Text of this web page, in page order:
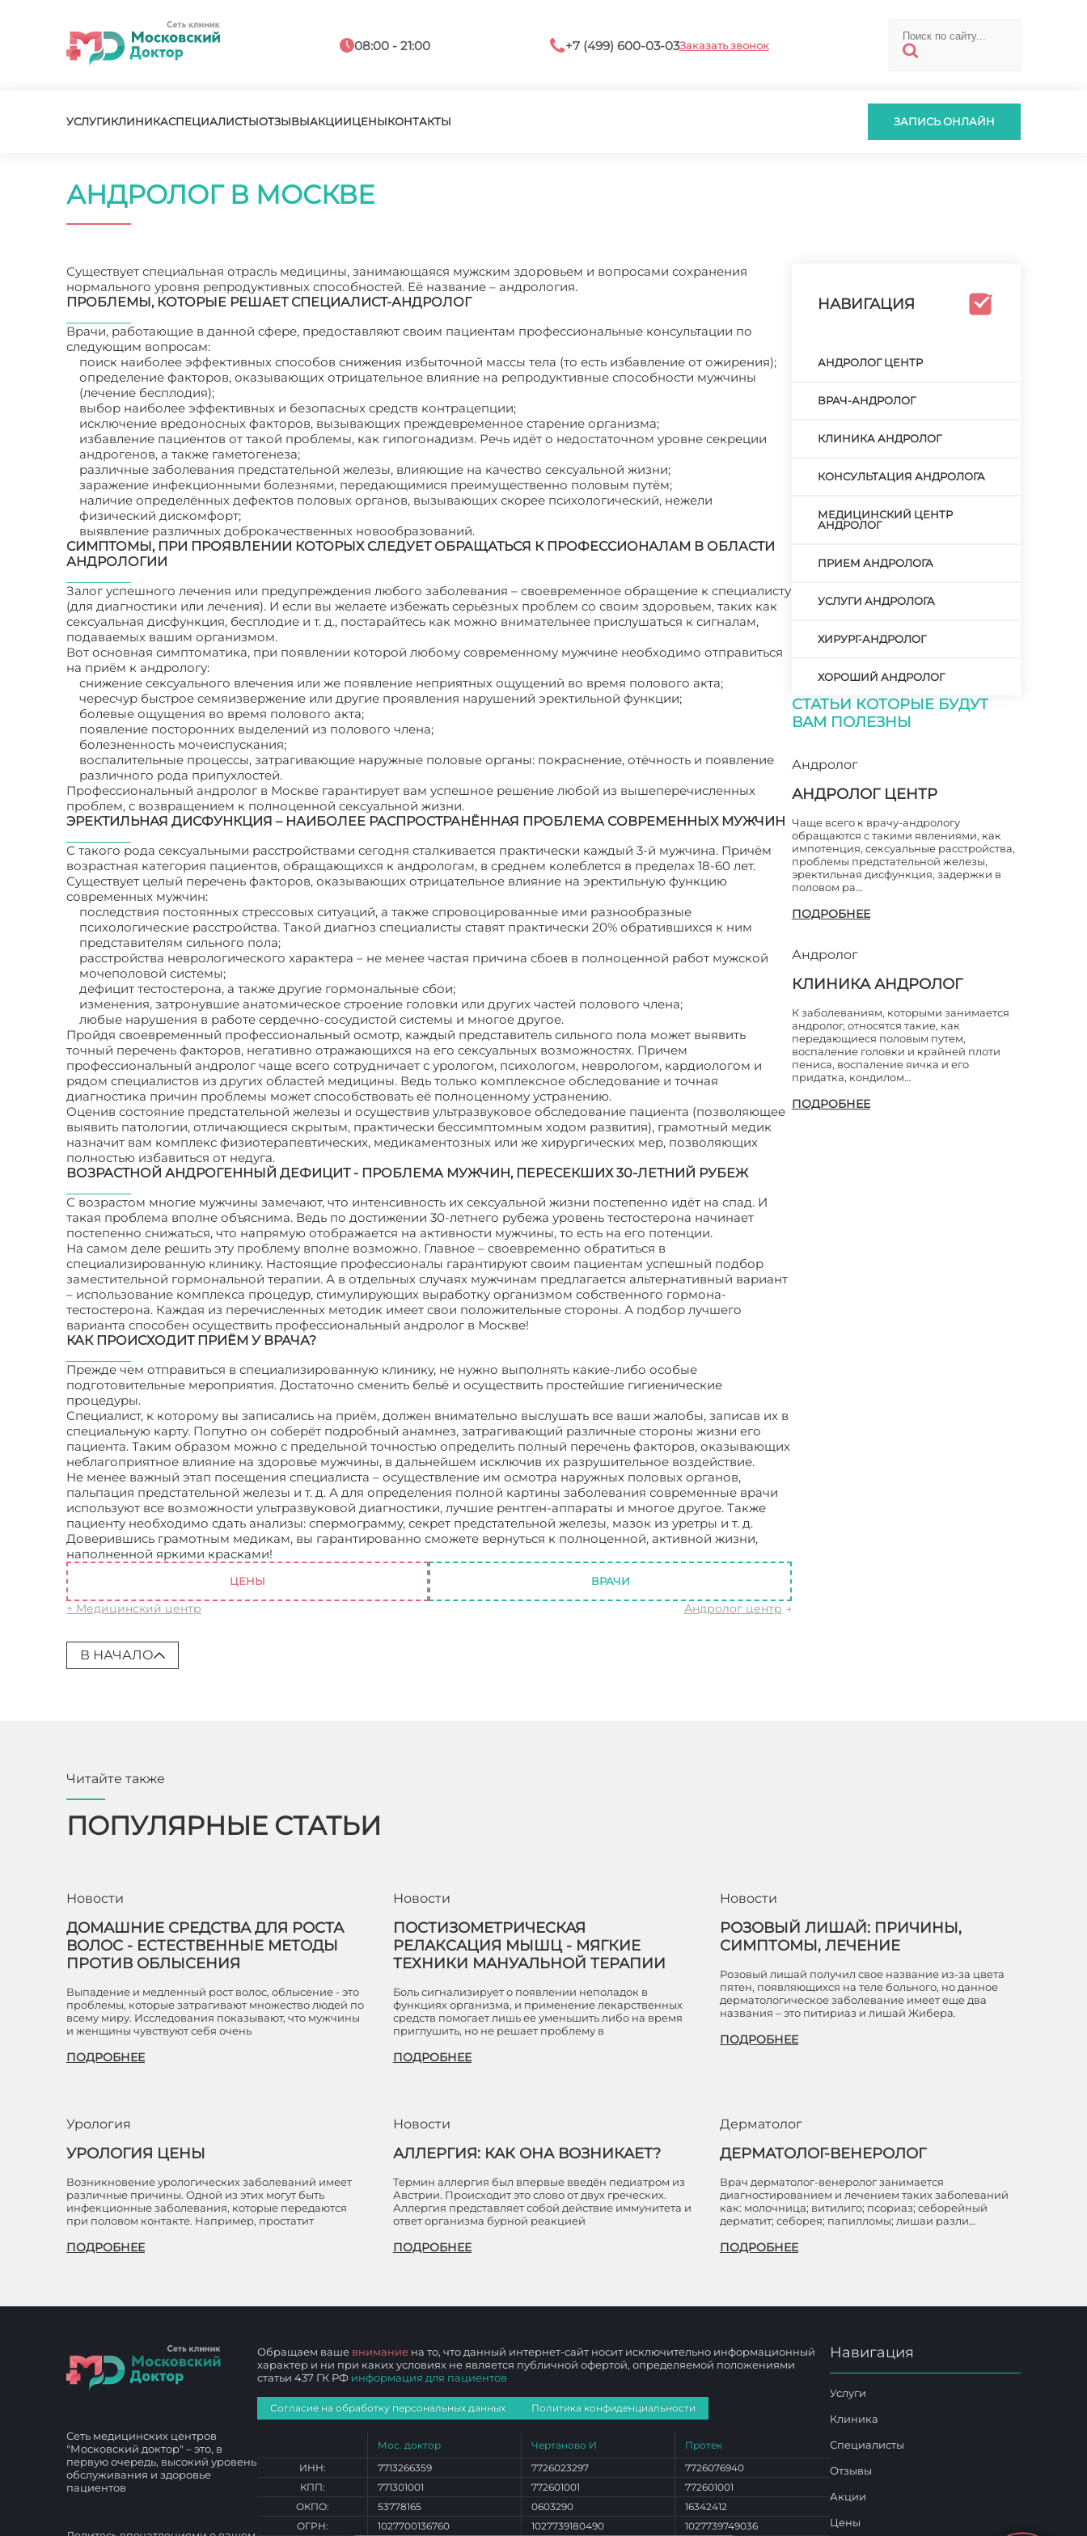
08:00 - 21:00 +7 (499) 600-03-03Заказать звонок
УСЛУГИКЛИНИКАСПЕЦИАЛИСТЫОТЗЫВЫАКЦИИЦЕНЫКОНТАКТЫ ЗАПИСЬ ОНЛАЙН
АНДРОЛОГ В МОСКВЕ
Существует специальная отрасль медицины, занимающаяся мужским здоровьем и вопросами сохранения
нормального уровня репродуктивных способностей. Её название – андрология.
ПРОБЛЕМЫ, КОТОРЫЕ РЕШАЕТ СПЕЦИАЛИСТ-АНДРОЛОГ
Врачи, работающие в данной сфере, предоставляют своим пациентам профессиональные консультации по
следующим вопросам:
поиск наиболее эффективных способов снижения избыточной массы тела (то есть избавление от ожирения);
определение факторов, оказывающих отрицательное влияние на репродуктивные способности мужчины
(лечение бесплодия);
выбор наиболее эффективных и безопасных средств контрацепции;
исключение вредоносных факторов, вызывающих преждевременное старение организма;
избавление пациентов от такой проблемы, как гипогонадизм. Речь идёт о недостаточном уровне секреции
андрогенов, а также гаметогенеза;
различные заболевания предстательной железы, влияющие на качество сексуальной жизни;
заражение инфекционными болезнями, передающимися преимущественно половым путём;
наличие определённых дефектов половых органов, вызывающих скорее психологический, нежели
физический дискомфорт;
выявление различных доброкачественных новообразований.
СИМПТОМЫ, ПРИ ПРОЯВЛЕНИИ КОТОРЫХ СЛЕДУЕТ ОБРАЩАТЬСЯ К ПРОФЕССИОНАЛАМ В ОБЛАСТИ
АНДРОЛОГИИ
Залог успешного лечения или предупреждения любого заболевания – своевременное обращение к специалисту
(для диагностики или лечения). И если вы желаете избежать серьёзных проблем со своим здоровьем, таких как
сексуальная дисфункция, бесплодие и т. д., постарайтесь как можно внимательнее прислушаться к сигналам,
подаваемых вашим организмом.
Вот основная симптоматика, при появлении которой любому современному мужчине необходимо отправиться
на приём к андрологу:
снижение сексуального влечения или же появление неприятных ощущений во время полового акта;
чересчур быстрое семяизвержение или другие проявления нарушений эректильной функции;
болевые ощущения во время полового акта;
появление посторонних выделений из полового члена;
болезненность мочеиспускания;
воспалительные процессы, затрагивающие наружные половые органы: покраснение, отёчность и появление
различного рода припухлостей.
Профессиональный андролог в Москве гарантирует вам успешное решение любой из вышеперечисленных
проблем, с возвращением к полноценной сексуальной жизни.
ЭРЕКТИЛЬНАЯ ДИСФУНКЦИЯ – НАИБОЛЕЕ РАСПРОСТРАНЁННАЯ ПРОБЛЕМА СОВРЕМЕННЫХ МУЖЧИН
С такого рода сексуальными расстройствами сегодня сталкивается практически каждый 3-й мужчина. Причём
возрастная категория пациентов, обращающихся к андрологам, в среднем колеблется в пределах 18-60 лет.
Существует целый перечень факторов, оказывающих отрицательное влияние на эректильную функцию
современных мужчин:
последствия постоянных стрессовых ситуаций, а также спровоцированные ими разнообразные
психологические расстройства. Такой диагноз специалисты ставят практически 20% обратившихся к ним
представителям сильного пола;
расстройства неврологического характера – не менее частая причина сбоев в полноценной работ мужской
мочеполовой системы;
дефицит тестостерона, а также другие гормональные сбои;
изменения, затронувшие анатомическое строение головки или других частей полового члена;
любые нарушения в работе сердечно-сосудистой системы и многое другое.
Пройдя своевременный профессиональный осмотр, каждый представитель сильного пола может выявить
точный перечень факторов, негативно отражающихся на его сексуальных возможностях. Причем
профессиональный андролог чаще всего сотрудничает с урологом, психологом, неврологом, кардиологом и
рядом специалистов из других областей медицины. Ведь только комплексное обследование и точная
диагностика причин проблемы может способствовать её полноценному устранению.
Оценив состояние предстательной железы и осуществив ультразвуковое обследование пациента (позволяющее
выявить патологии, отличающиеся скрытым, практически бессимптомным ходом развития), грамотный медик
назначит вам комплекс физиотерапевтических, медикаментозных или же хирургических мер, позволяющих
полностью избавиться от недуга.
ВОЗРАСТНОЙ АНДРОГЕННЫЙ ДЕФИЦИТ - ПРОБЛЕМА МУЖЧИН, ПЕРЕСЕКШИХ 30-ЛЕТНИЙ РУБЕЖ
С возрастом многие мужчины замечают, что интенсивность их сексуальной жизни постепенно идёт на спад. И
такая проблема вполне объяснима. Ведь по достижении 30-летнего рубежа уровень тестостерона начинает
постепенно снижаться, что напрямую отображается на активности мужчины, то есть на его потенции.
На самом деле решить эту проблему вполне возможно. Главное – своевременно обратиться в
специализированную клинику. Настоящие профессионалы гарантируют своим пациентам успешный подбор
заместительной гормональной терапии. А в отдельных случаях мужчинам предлагается альтернативный вариант
– использование комплекса процедур, стимулирующих выработку организмом собственного гормона-
тестостерона. Каждая из перечисленных методик имеет свои положительные стороны. А подбор лучшего
варианта способен осуществить профессиональный андролог в Москве!
КАК ПРОИСХОДИТ ПРИЁМ У ВРАЧА?
Прежде чем отправиться в специализированную клинику, не нужно выполнять какие-либо особые
подготовительные мероприятия. Достаточно сменить бельё и осуществить простейшие гигиенические
процедуры.
Специалист, к которому вы записались на приём, должен внимательно выслушать все ваши жалобы, записав их в
специальную карту. Попутно он соберёт подробный анамнез, затрагивающий различные стороны жизни его
пациента. Таким образом можно с предельной точностью определить полный перечень факторов, оказывающих
неблагоприятное влияние на здоровье мужчины, в дальнейшем исключив их разрушительное воздействие.
Не менее важный этап посещения специалиста – осуществление им осмотра наружных половых органов,
пальпация предстательной железы и т. д. А для определения полной картины заболевания современные врачи
используют все возможности ультразвуковой диагностики, лучшие рентген-аппараты и многое другое. Также
пациенту необходимо сдать анализы: спермограмму, секрет предстательной железы, мазок из уретры и т. д.
Доверившись грамотным медикам, вы гарантированно сможете вернуться к полноценной, активной жизни,
наполненной яркими красками!
ЦЕНЫ ВРАЧИ
↑ Медицинский центр Андролог центр →
В НАЧАЛО
НАВИГАЦИЯ
АНДРОЛОГ ЦЕНТР
ВРАЧ-АНДРОЛОГ
КЛИНИКА АНДРОЛОГ
КОНСУЛЬТАЦИЯ АНДРОЛОГА
МЕДИЦИНСКИЙ ЦЕНТР
АНДРОЛОГ
ПРИЕМ АНДРОЛОГА
УСЛУГИ АНДРОЛОГА
ХИРУРГ-АНДРОЛОГ
ХОРОШИЙ АНДРОЛОГ
СТАТЬИ КОТОРЫЕ БУДУТ
ВАМ ПОЛЕЗНЫ
Андролог
АНДРОЛОГ ЦЕНТР
Чаще всего к врачу-андрологу
обращаются с такими явлениями, как
импотенция, сексуальные расстройства,
проблемы предстательной железы,
эректильная дисфункция, задержки в
половом ра…
ПОДРОБНЕЕ
Андролог
КЛИНИКА АНДРОЛОГ
К заболеваниям, которыми занимается
андролог, относятся такие, как
передающиеся половым путем,
воспаление головки и крайней плоти
пениса, воспаление яичка и его
придатка, кондилом…
ПОДРОБНЕЕ
Читайте также
ПОПУЛЯРНЫЕ СТАТЬИ
Новости
ДОМАШНИЕ СРЕДСТВА ДЛЯ РОСТА
ВОЛОС - ЕСТЕСТВЕННЫЕ МЕТОДЫ
ПРОТИВ ОБЛЫСЕНИЯ
Выпадение и медленный рост волос, облысение - это
проблемы, которые затрагивают множество людей по
всему миру. Исследования показывают, что мужчины
и женщины чувствуют себя очень
ПОДРОБНЕЕ
Новости
ПОСТИЗОМЕТРИЧЕСКАЯ
РЕЛАКСАЦИЯ МЫШЦ - МЯГКИЕ
ТЕХНИКИ МАНУАЛЬНОЙ ТЕРАПИИ
Боль сигнализирует о появлении неполадок в
функциях организма, и применение лекарственных
средств помогает лишь ее уменьшить либо на время
приглушить, но не решает проблему в
ПОДРОБНЕЕ
Новости
РОЗОВЫЙ ЛИШАЙ: ПРИЧИНЫ,
СИМПТОМЫ, ЛЕЧЕНИЕ
Розовый лишай получил свое название из-за цвета
пятен, появляющихся на теле больного, но данное
дерматологическое заболевание имеет еще два
названия – это питириаз и лишай Жибера.
ПОДРОБНЕЕ
Урология
УРОЛОГИЯ ЦЕНЫ
Возникновение урологических заболеваний имеет
различные причины. Одной из этих могут быть
инфекционные заболевания, которые передаются
при половом контакте. Например, простатит
ПОДРОБНЕЕ
Новости
АЛЛЕРГИЯ: КАК ОНА ВОЗНИКАЕТ?
Термин аллергия был впервые введён педиатром из
Австрии. Происходит это слово от двух греческих.
Аллергия представляет собой действие иммунитета и
ответ организма бурной реакцией
ПОДРОБНЕЕ
Дерматолог
ДЕРМАТОЛОГ-ВЕНЕРОЛОГ
Врач дерматолог-венеролог занимается
диагностированием и лечением таких заболеваний
как: молочница; витилиго; псориаз; себорейный
дерматит; себорея; папилломы; лишаи разли…
ПОДРОБНЕЕ
Сеть медицинских центров
"Московский доктор" – это, в
первую очередь, высокий уровень
обслуживания и здоровье
пациентов
Обращаем ваше внимание на то, что данный интернет-сайт носит исключительно информационный
характер и ни при каких условиях не является публичной офертой, определяемой положениями
статьи 437 ГК РФ информация для пациентов
Согласие на обработку персональных данных Политика конфиденциальности
ИНН:
КПП:
ОКПО:
ОГРН:
Мос. доктор
7713266359
771301001
53778165
1027700136760
Чертаново И
7726023297
772601001
0603290
1027739180490
Протек
7726076940
772601001
16342412
1027739749036
Навигация
Услуги
Клиника
Специалисты
Отзывы
Акции
Цены